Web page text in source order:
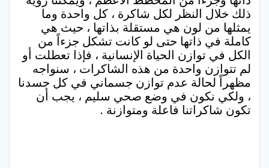
ذلك خلال النظر لكل شاكرة ، كل واحدة وما
يمثلها من لون هي مستقلة بذاتها ، حيث هي
كاملة في ذاتها حتى لو كانت تشكل جزءاً من
الكل في توازن الحياة الإنسانية ، فإذا تعطلت أو
لم تتوازن واحدة من هذه الشاكرات ، سنواجه
مظهراً لحالة عدم توازن جسماني في كل جسدنا
، ولكي نكون في وضع صحي سليم ، يجب أن
تكون شاكراتنا فاعلة ومتوازنة .